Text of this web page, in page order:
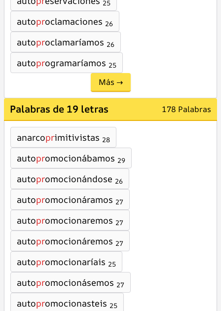
25
autoproclamaciones 26
autoproclamaríamos 26
autoprogramaríamos 25
Más →
Palabras de 19 letras 178 Palabras
anarcoprimitivistas 28
autopromocionábamos 29
autopromocionándose 26
autopromocionáramos 27
autopromocionaremos 27
autopromocionáremos 27
autopromocionaríais 25
autopromocionásemos 27
autopromocionasteis 25